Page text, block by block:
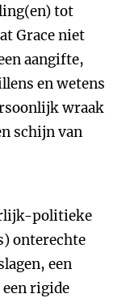
tot
Grace niet
aangifte,
en wetens
wraak
schijn van
politieke
onterechte
een
rigide